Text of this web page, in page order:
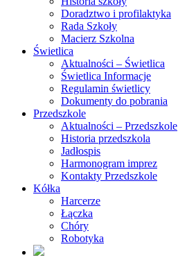
Doradztwo i profilaktyka
Rada Szkoły
Macierz Szkolna
Świetlica
Aktualności – Świetlica
Świetlica Informacje
Regulamin świetlicy
Dokumenty do pobrania
Przedszkole
Aktualności – Przedszkole
Historia przedszkola
Jadłospis
Harmonogram imprez
Kontakty Przedszkole
Kółka
Harcerze
Łączka
Chóry
Robotyka